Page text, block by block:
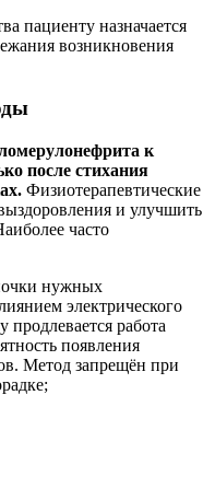
пациенту назначается
возникновения
к
после стихания
Физиотерапевтические
и улучшить
часто
нужных
электрического
продлевается работа
появления
Метод запрещён при